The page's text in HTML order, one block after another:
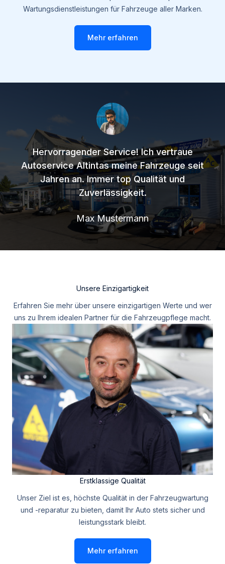
Wartungsdienstleistungen für Fahrzeuge aller Marken.
Mehr erfahren
Hervorragender Service! Ich vertraue
Autoservice Altintas meine Fahrzeuge seit
Jahren an. Immer top Qualität und
Zuverlässigkeit.
Max Mustermann
Unsere Einzigartigkeit
Erfahren Sie mehr über unsere einzigartigen Werte und wer
uns zu Ihrem idealen Partner für die Fahrzeugpflege macht.
Erstklassige Qualität
Unser Ziel ist es, höchste Qualität in der Fahrzeugwartung
und -reparatur zu bieten, damit Ihr Auto stets sicher und
leistungsstark bleibt.
Mehr erfahren